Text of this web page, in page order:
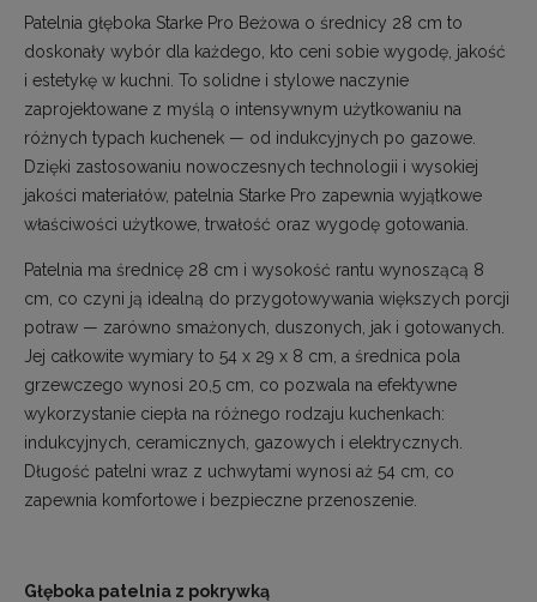
Patelnia głęboka Starke Pro Beżowa o średnicy 28 cm to
doskonały wybór dla każdego, kto ceni sobie wygodę, jakość
i estetykę w kuchni. To solidne i stylowe naczynie
zaprojektowane z myślą o intensywnym użytkowaniu na
różnych typach kuchenek — od indukcyjnych po gazowe.
Dzięki zastosowaniu nowoczesnych technologii i wysokiej
jakości materiałów, patelnia Starke Pro zapewnia wyjątkowe
właściwości użytkowe, trwałość oraz wygodę gotowania.
Patelnia ma średnicę 28 cm i wysokość rantu wynoszącą 8
cm, co czyni ją idealną do przygotowywania większych porcji
potraw — zarówno smażonych, duszonych, jak i gotowanych.
Jej całkowite wymiary to 54 x 29 x 8 cm, a średnica pola
grzewczego wynosi 20,5 cm, co pozwala na efektywne
wykorzystanie ciepła na różnego rodzaju kuchenkach:
indukcyjnych, ceramicznych, gazowych i elektrycznych.
Długość patelni wraz z uchwytami wynosi aż 54 cm, co
zapewnia komfortowe i bezpieczne przenoszenie.
Głęboka patelnia z pokrywką